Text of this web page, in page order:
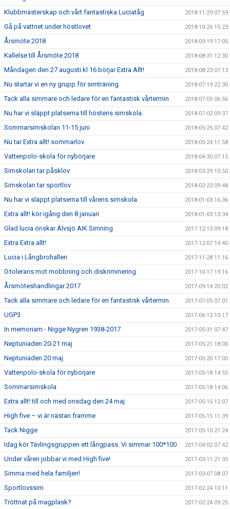
Klubbmästerskap och vårt fantastiska Luciatåg 2018-11-29 07:59
Gå på vattnet under höstlovet 2018-10-26 15:23
Årsmöte 2018 2018-09-19 17:05
Kallelse till Årsmöte 2018 2018-08-31 12:30
Måndagen den 27 augusti kl 16 börjar Extra Allt! 2018-08-23 07:13
Nu startar vi en ny grupp för simträning. 2018-07-19 22:30
Tack alla simmare och ledare för en fantastisk vårtermin. 2018-07-05 06:56
Nu har vi släppt platserna till höstens simskola. 2018-07-02 09:37
Sommarsimskolan 11-15 juni 2018-05-25 07:42
Nu tar Extra allt! sommarlov 2018-05-24 11:58
Vattenpolo-skola för nybörjare 2018-04-30 07:15
Simskolan tar påsklov 2018-03-29 10:50
Simskolan tar sportlov 2018-02-23 09:48
Nu har vi släppt platserna till vårens simskola. 2018-01-03 16:36
Extra allt! kör igång den 8 januari 2018-01-03 13:34
Glad lucia önskar Älvsjö AIK Simning 2017-12-13 09:18
Extra Extra allt! 2017-12-07 14:40
Lucia i Långbrohallen 2017-11-28 11:16
0-tolerans mot mobbning och diskriminering 2017-10-17 19:16
Årsmöteshandlingar 2017 2017-09-14 20:02
Tack alla simmare och ledare för en fantastisk vårtermin. 2017-07-05 07:01
UGP3 2017-06-12 10:17
In memoriam - Nigge Nygren 1938-2017 2017-05-31 07:47
Neptuniaden 20-21 maj 2017-05-21 18:00
Neptuniaden 20 maj 2017-05-20 17:00
Vattenpolo-skola för nybörjare 2017-05-18 14:55
Sommarsimskola 2017-05-18 14:06
Extra allt! till och med onsdag den 24 maj 2017-05-15 12:07
High five – vi är nästan framme 2017-05-15 11:39
Tack Nigge 2017-05-10 21:24
Idag kör Tävlingsgruppen ett långpass. Vi simmar 100*100 2017-04-02 07:42
Under våren jobbar vi med High five! 2017-03-11 21:35
Simma med hela familjen! 2017-03-07 08:07
Sportlovssim 2017-02-24 10:11
Tröttnat på magplask? 2017-02-24 09:25